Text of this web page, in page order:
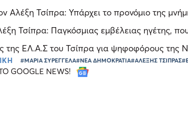
Αλέξη Τσίπρα: Υπάρχει το προνόμιο της
Τσίπρα: Παγκόσμιας εμβέλειας ηγέτης,
της ΕΛ.Α.Σ του Τσίπρα για ψηφοφόρους της
#ΜΑΡΙΑ ΣΥΡΕΓΓΕΛΑ#ΝΕΑ ΔΗΜΟΚΡΑΤΙΑ#ΑΛΕΞΗΣ ΤΣΙΠΡΑΣ
GOOGLE NEWS!